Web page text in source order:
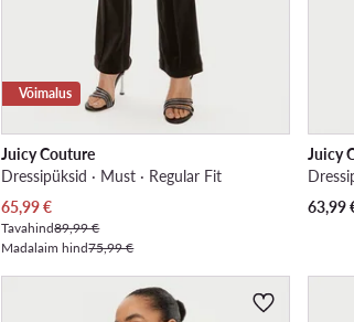
Võimalus
Juicy Couture
Dressipüksid · Must · Regular Fit
Praegune hind
65,99€
Tavahind89,99 €
Madalaim hind75,99 €
Juicy
63,99